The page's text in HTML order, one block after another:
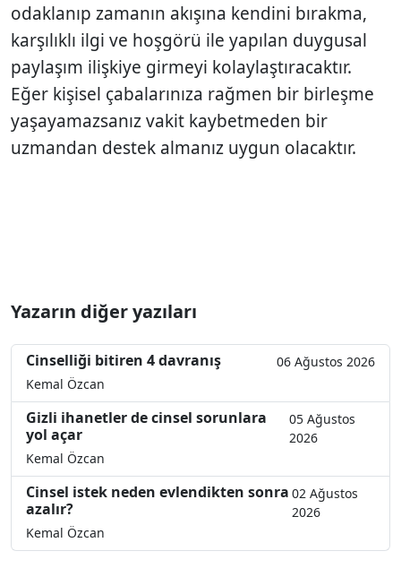
odaklanıp zamanın akışına kendini bırakma,
karşılıklı ilgi ve hoşgörü ile yapılan duygusal
paylaşım ilişkiye girmeyi kolaylaştıracaktır.
Eğer kişisel çabalarınıza rağmen bir birleşme
yaşayamazsanız vakit kaybetmeden bir
uzmandan destek almanız uygun olacaktır.
Yazarın diğer yazıları
Cinselliği bitiren 4 davranış
06 Ağustos 2026
Kemal Özcan
Gizli ihanetler de cinsel sorunlara
yol açar
05 Ağustos
2026
Kemal Özcan
Cinsel istek neden evlendikten sonra
azalır?
02 Ağustos
2026
Kemal Özcan